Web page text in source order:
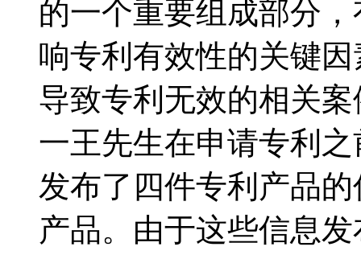
的一个重要组成部分
响专利有效性的关键
导致专利无效的相关
一王先生在申请专利
发布了四件专利产品
产品。由于这些信息